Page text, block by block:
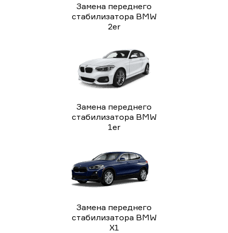
Замена переднего
стабилизатора BMW
2er
Замена переднего
стабилизатора BMW
1er
Замена переднего
стабилизатора BMW
X1